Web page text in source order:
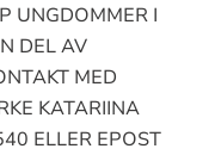
UNGDOMMER I
DEL AV
MED
KATARIINA
ELLER EPOST